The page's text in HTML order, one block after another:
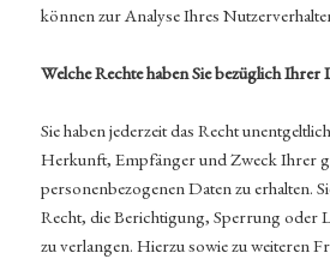
können zur Analyse Ihres
Welche Rechte haben Sie bezüglich Ihrer
Sie haben jederzeit das Recht
Herkunft, Empfänger und Zweck Ihrer
personenbezogenen Daten zu erhalten.
Recht, die Berichtigung, Sperrung oder
zu verlangen. Hierzu sowie zu weiteren